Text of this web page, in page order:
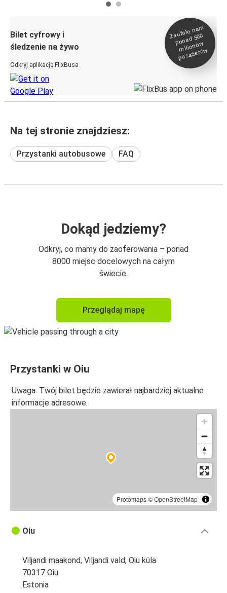
Bilet cyfrowy i
śledzenie na żywo
Odkryj aplikację FlixBusa
Zaufało na
m
ponad 500
milionó
w
pasażeró
w
Na tej stronie znajdziesz:
Przystanki autobusowe FAQ
Dokąd jedziemy?
Odkryj, co mamy do zaoferowania – ponad
8000 miejsc docelowych na całym
świecie.
Przeglądaj mapę
Przystanki w Oiu
Uwaga: Twój bilet będzie zawierał najbardziej aktualne
informacje adresowe.
Protomaps©OpenStreetMap
Oiu
Viljandi maakond, Viljandi vald, Oiu küla
70317 Oiu
Estonia